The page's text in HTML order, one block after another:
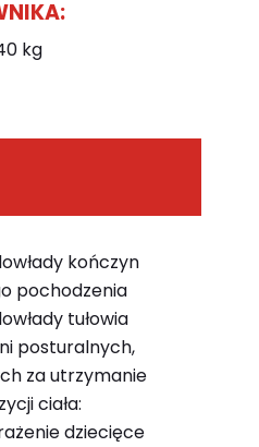
kg
kończyn
pochodzenia
tułowia
posturalnych,
za utrzymanie
ciała:
dziecięce